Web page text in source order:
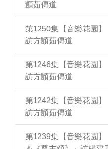
顗茹傳道
第1250集【音樂花園】
訪方顗茹傳道
第1246集【音樂花園】
訪方顗茹傳道
第1242集【音樂花園】
訪方顗茹傳道
第1239集【音樂花園